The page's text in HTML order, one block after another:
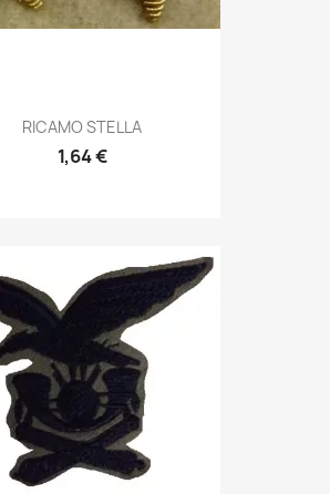
Anteprima
RICAMO STELLA
1,64 €